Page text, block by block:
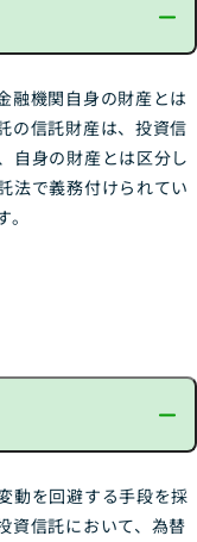
融機関自身の財産とは
の信託財産は、投資信
自身の財産とは区分し
法で義務付けられてい
動を回避する手段を採
資信託において、為替